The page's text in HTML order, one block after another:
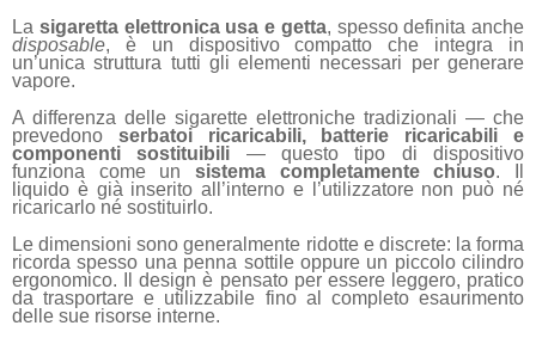
La sigaretta elettronica usa e getta, spesso definita anche
disposable, è un dispositivo compatto che integra in
un’unica struttura tutti gli elementi necessari per generare
vapore.
A differenza delle sigarette elettroniche tradizionali — che
prevedono serbatoi ricaricabili, batterie ricaricabili e
componenti sostituibili — questo tipo di dispositivo
funziona come un sistema completamente chiuso. Il
liquido è già inserito all’interno e l’utilizzatore non può né
ricaricarlo né sostituirlo.
Le dimensioni sono generalmente ridotte e discrete: la forma
ricorda spesso una penna sottile oppure un piccolo cilindro
ergonomico. Il design è pensato per essere leggero, pratico
da trasportare e utilizzabile fino al completo esaurimento
delle sue risorse interne.